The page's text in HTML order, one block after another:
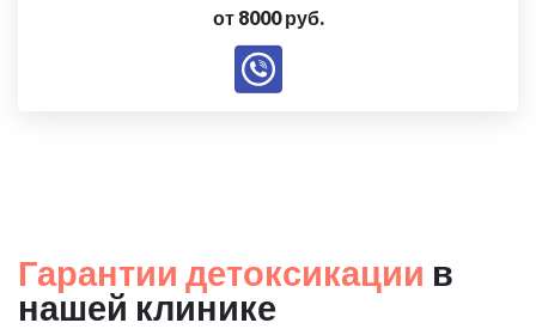
от 8000 руб.
Гарантии детоксикации в
нашей клинике